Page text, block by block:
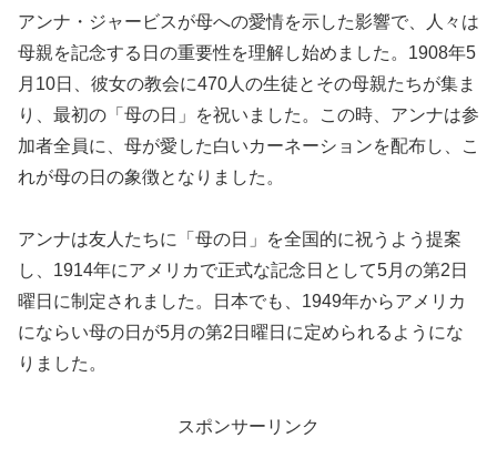
アンナ・ジャービスが母への愛情を示した影響で、人々は
母親を記念する日の重要性を理解し始めました。1908年5
月10日、彼女の教会に470人の生徒とその母親たちが集ま
り、最初の「母の日」を祝いました。この時、アンナは参
加者全員に、母が愛した白いカーネーションを配布し、こ
れが母の日の象徴となりました。
アンナは友人たちに「母の日」を全国的に祝うよう提案
し、1914年にアメリカで正式な記念日として5月の第2日
曜日に制定されました。日本でも、1949年からアメリカ
にならい母の日が5月の第2日曜日に定められるようにな
りました。
スポンサーリンク